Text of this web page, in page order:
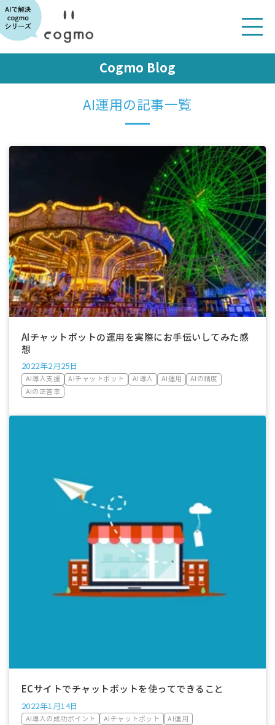
Cogmo Blog
AI運用の記事一覧
AIチャットボットの運用を実際にお手伝いしてみた感
想
2022年2月25日
AI導入支援 AIチャットボット AI導入 AI運用
AIの精度
AIの正答率
ECサイトでチャットボットを使ってできること
2022年1月14日
AI導入の成功ポイント AIチャットボット AI運用